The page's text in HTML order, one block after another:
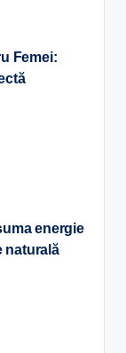
Femei:
energie
naturală